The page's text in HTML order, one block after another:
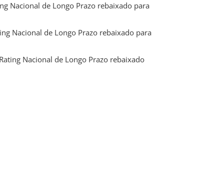
Nacional de Longo Prazo rebaixado para
Nacional de Longo Prazo rebaixado para
Nacional de Longo Prazo rebaixado